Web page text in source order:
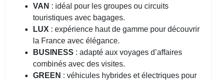
VAN : idéal pour les groupes ou circuits
touristiques avec bagages.
LUX : expérience haut de gamme pour découvrir
la France avec élégance.
BUSINESS : adapté aux voyages d’affaires
combinés avec des visites.
GREEN : véhicules hybrides et électriques pour